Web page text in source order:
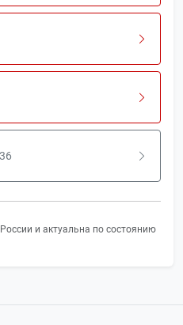
и актуальна по состоянию